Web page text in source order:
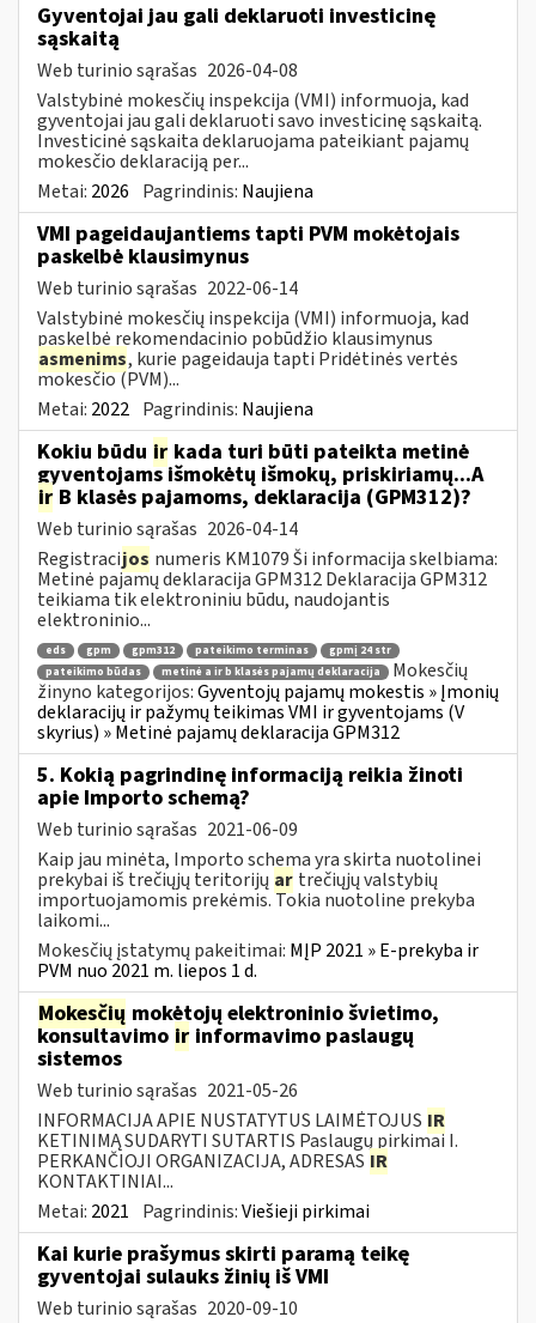
Gyventojai jau gali deklaruoti investicinę
sąskaitą
Web turinio sąrašas 2026-04-08
Valstybinė mokesčių inspekcija (VMI) informuoja, kad
gyventojai jau gali deklaruoti savo investicinę sąskaitą.
Investicinė sąskaita deklaruojama pateikiant pajamų
mokesčio deklaraciją per...
Metai: 2026 Pagrindinis: Naujiena
VMI pageidaujantiems tapti PVM mokėtojais
paskelbė klausimynus
Web turinio sąrašas 2022-06-14
Valstybinė mokesčių inspekcija (VMI) informuoja, kad
paskelbė rekomendacinio pobūdžio klausimynus
asmenims, kurie pageidauja tapti Pridėtinės vertės
mokesčio (PVM)...
Metai: 2022 Pagrindinis: Naujiena
Kokiu būdu ir kada turi būti pateikta metinė
gyventojams išmokėtų išmokų, priskiriamų...A
ir B klasės pajamoms, deklaracija (GPM312)?
Web turinio sąrašas 2026-04-14
Registracijos numeris KM1079 Ši informacija skelbiama:
Metinė pajamų deklaracija GPM312 Deklaracija GPM312
teikiama tik elektroniniu būdu, naudojantis
elektroninio...
eds gpm gpm312 pateikimo terminas
gpmį 24 str
pateikimo būdas
metinė a ir b klasės pajamų deklaracija
Mokesčių
žinyno kategorijos:Gyventojų pajamų mokestis » Įmonių
deklaracijų ir pažymų teikimas VMI ir gyventojams (V
skyrius) » Metinė pajamų deklaracija GPM312
5. Kokią pagrindinę informaciją reikia žinoti
apie Importo schemą?
Web turinio sąrašas 2021-06-09
Kaip jau minėta, Importo schema yra skirta nuotolinei
prekybai iš trečiųjų teritorijų ar trečiųjų valstybių
importuojamomis prekėmis. Tokia nuotoline prekyba
laikomi...
Mokesčių įstatymų pakeitimai: MĮP 2021 » E-prekyba ir
PVM nuo 2021 m. liepos 1 d.
Mokesčių mokėtojų elektroninio švietimo,
konsultavimo ir informavimo paslaugų
sistemos
Web turinio sąrašas 2021-05-26
INFORMACIJA APIE NUSTATYTUS LAIMĖTOJUS IR
KETINIMĄ SUDARYTI SUTARTIS Paslaugų pirkimai I.
PERKANČIOJI ORGANIZACIJA, ADRESAS IR
KONTAKTINIAI...
Metai: 2021 Pagrindinis:Viešieji pirkimai
Kai kurie prašymus skirti paramą teikę
gyventojai sulauks žinių iš VMI
Web turinio sąrašas 2020-09-10